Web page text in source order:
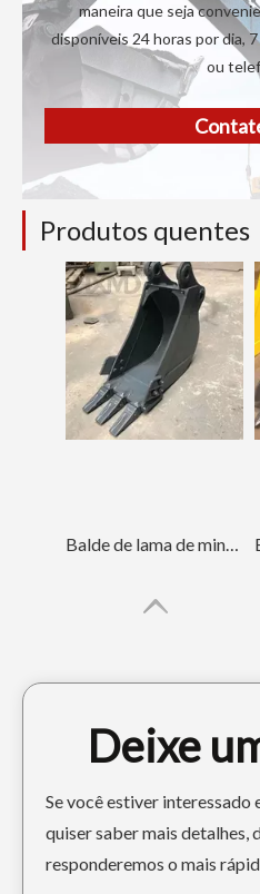
maneira que seja
disponíveis 24 horas por dia,
ou
Produtos quentes
Balde de lama de mineração de energia retroescavadeira com borda de corte dupla DH55
Balde de lama para construção pesada com Caterpillar E307
Deixe
Se você estiver interessado
quiser saber mais detalhes,
responderemos o mais